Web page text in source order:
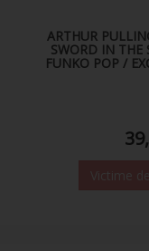
ARTHUR
SWORD IN THE
FUNKO POP /